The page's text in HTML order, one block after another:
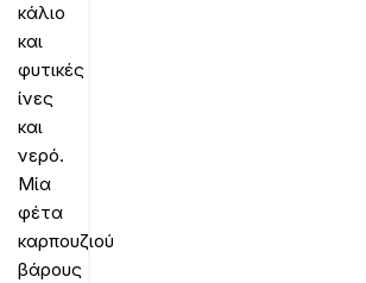
κάλιο
και
φυτικές
ίνες
και
νερό.
Μία
φέτα
καρπουζιού
βάρους